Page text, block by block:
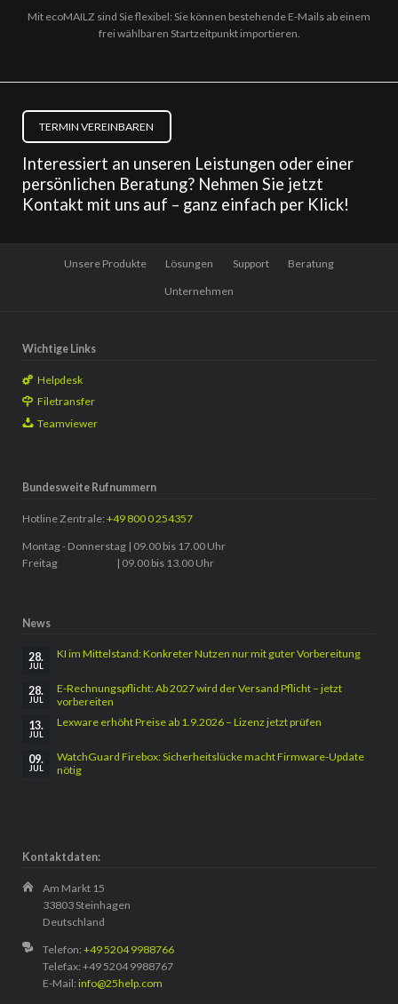
Mit ecoMAILZ sind Sie flexibel: Sie können bestehende E-Mails ab einem
frei wählbaren Startzeitpunkt importieren.
TERMIN VEREINBAREN
Interessiert an unseren Leistungen oder einer
persönlichen Beratung? Nehmen Sie jetzt
Kontakt mit uns auf – ganz einfach per Klick!
Navigation
Unsere Produkte Lösungen Support Beratung
Unternehmen
Wichtige Links
Helpdesk
Filetransfer
Teamviewer
Bundesweite Rufnummern
Hotline Zentrale: +49 800 0 254357
Montag - Donnerstag | 09.00 bis 17.00 Uhr
Freitag | 09.00 bis 13.00 Uhr
News
28.
JUL
KI im Mittelstand: Konkreter Nutzen nur mit guter Vorbereitung
28.
JUL
E-Rechnungspflicht: Ab 2027 wird der Versand Pflicht – jetzt
vorbereiten
13.
JUL
Lexware erhöht Preise ab 1.9.2026 – Lizenz jetzt prüfen
09.
JUL
WatchGuard Firebox: Sicherheitslücke macht Firmware-Update
nötig
Kontaktdaten:
Am Markt 15
33803 Steinhagen
Deutschland
Telefon: +49 5204 9988766
Telefax: +49 5204 9988767
E-Mail: info@25help.com